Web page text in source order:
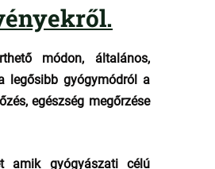
módon, általános,
legősibb gyógymódról a
egészség megőrzése
amik gyógyászati célú